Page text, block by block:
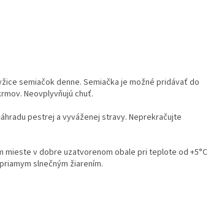
semiačok denne. Semiačka je možné pridávať do
Neovplyvňujú chuť.
pestrej a vyváženej stravy. Neprekračujte
mieste v dobre uzatvorenom obale pri teplote od +5°C
slnečným žiarením.